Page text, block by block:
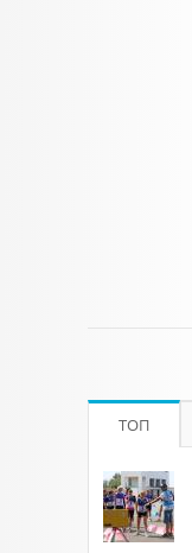
ТОП